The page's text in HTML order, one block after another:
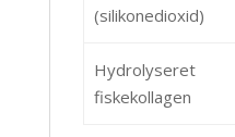
(silikonedioxid)
Hydrolyseret
fiskekollagen